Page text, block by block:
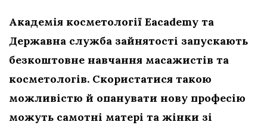
Академія косметології Eacademy та
Державна служба зайнятості запускають
безкоштовне навчання масажистів та
косметологів. Скористатися такою
можливістю й опанувати нову професію
можуть самотні матері та жінки зі